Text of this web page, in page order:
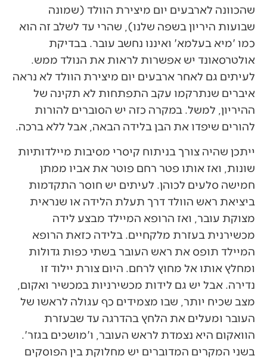
שהכוונה לארבעים יום מיצירת הוולד (שמונה
שבועות היריון בשפה שלנו), שהרי עד לשלב זה הוא
כמו 'מיא בעלמא' ואיננו נחשב עובר. בבדיקת
אולטרסאונד יש אפשרות לראות את הנולד ממש.
לעיתים גם לאחר ארבעים יום מיצירת הוולד לא נראה
איברים שנתרקמו עקב התפתחות לא תקינה של
ההיריון, למשל. במקרה כזה יש הסוברים להורות
להורים שיפדו את הבן בלידה הבאה, אבל ללא ברכה.
ייתכן שהיה צורך בניתוח קיסרי מסיבות מיילדותיות
שונות, ואז אותו פטר רחם פוטר את אביו ממתן
חמישה סלעים לכוהן. לעיתים יש חוסר התקדמות
ביציאת ראש הוולד דרך תעלת הלידה או שנראית
מצוקת עובר, ואז הרופא המיילד מבצע לידה
מכשירנית בעזרת מלקחיים. בלידה כזאת הרופא
המיילד תופס את ראש העובר בשתי כפות גדולות
ומחלץ אותו אל מחוץ לרחם. היום צורת יילוד זו
נדירה. אבל יש גם לידות מכשירניות במכשיר ואקום,
מצב שכיח יותר, שבו מצמידים כף עגולה לראשו של
העובר ומעלים את הלחץ בהדרגה עד שבעזרת
הוואקום היא נצמדת לראש העובר, ו'מושכים בגזר'.
בשני המקרים המדוברים יש מחלוקת בין הפוסקים